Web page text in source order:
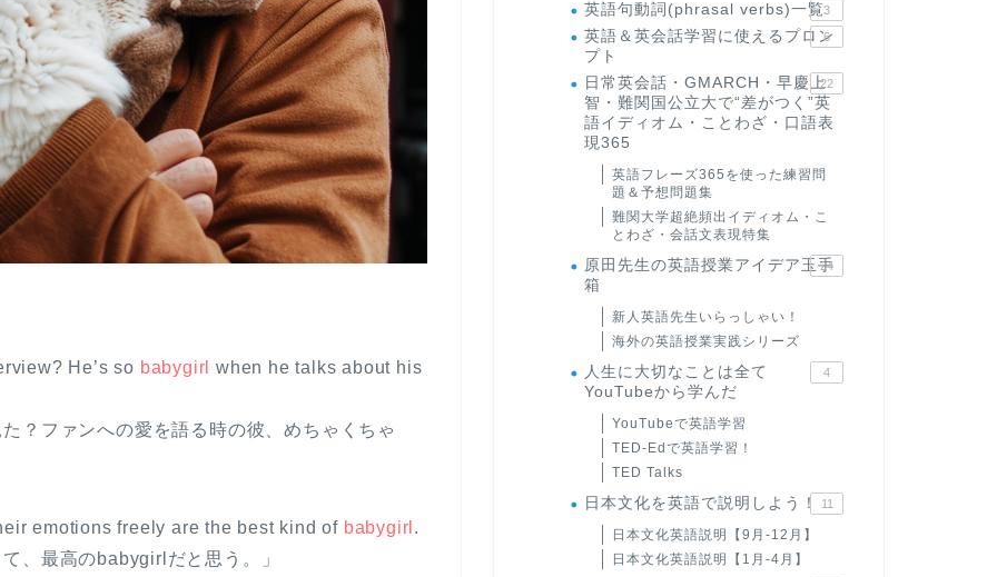
He’s so babygirl when he talks about his
？ファンへの愛を語る時の彼、めちゃくちゃ
emotions freely are the best kind of babygirl .
、最高のbabygirlだと思う。」
英語句動詞(phrasal verbs)一覧3
英語＆英会話学習に使えるプロン
プト
6
日常英会話・GMARCH・早慶上
智・難関国公立大で“差がつく”英
語イディオム・ことわざ・口語表
現365
22
英語フレーズ365を使った練習問
題＆予想問題集
難関大学超絶頻出イディオム・こ
とわざ・会話文表現特集
原田先生の英語授業アイデア玉手
箱
24
新人英語先生いらっしゃい！
海外の英語授業実践シリーズ
人生に大切なことは全て
YouTubeから学んだ
4
YouTubeで英語学習
TED-Edで英語学習！
TED Talks
日本文化を英語で説明しよう！ 11
日本文化英語説明【9月-12月】
日本文化英語説明【1月-4月】